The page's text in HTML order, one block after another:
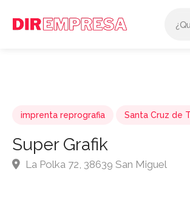
imprenta reprografia Santa Cruz de
Super Grafik
La Polka 72, 38639 San Miguel